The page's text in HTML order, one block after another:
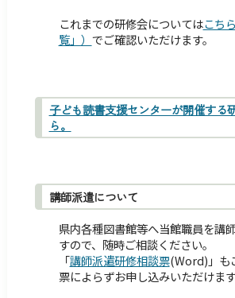
これまでの研修会についてはこち
覧」） でご確認いただけます。
子ども読書支援センターが開催する
ら。
講師派遣について
県内各種図書館等へ当館職員を講
すので、随時ご相談ください。
「講師派遣研修相談票(Word)」も
票によらずお申し込みいただけます